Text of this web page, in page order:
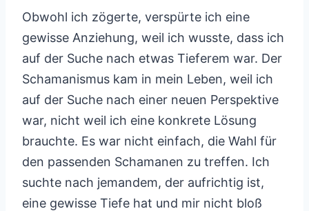
Obwohl ich zögerte, verspürte ich eine
gewisse Anziehung, weil ich wusste, dass ich
auf der Suche nach etwas Tieferem war. Der
Schamanismus kam in mein Leben, weil ich
auf der Suche nach einer neuen Perspektive
war, nicht weil ich eine konkrete Lösung
brauchte. Es war nicht einfach, die Wahl für
den passenden Schamanen zu treffen. Ich
suchte nach jemandem, der aufrichtig ist,
eine gewisse Tiefe hat und mir nicht bloß